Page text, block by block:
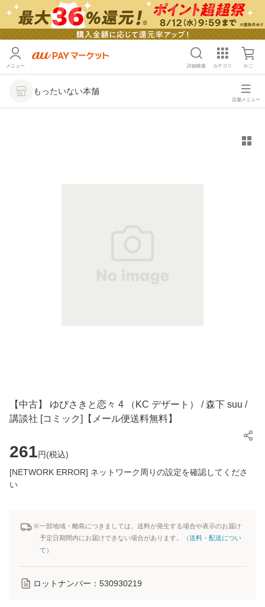
メニュー 詳細検索 カテゴリ かご
もったいない本舗
店舗メニュー
【中古】 ゆびさきと恋々 4 （KC デザート） / 森下 suu /
講談社 [コミック]【メール便送料無料】
261円(税込)
[NETWORK ERROR] ネットワーク周りの設定を確認してくださ
い
※一部地域・離島につきましては、送料が発生する場合や表示のお届け
予定日期間内にお届けできない場合があります。（送料・配送につい
て ）
ロットナンバー： 530930219